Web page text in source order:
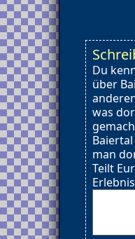
Du
über
was
man
Teilt